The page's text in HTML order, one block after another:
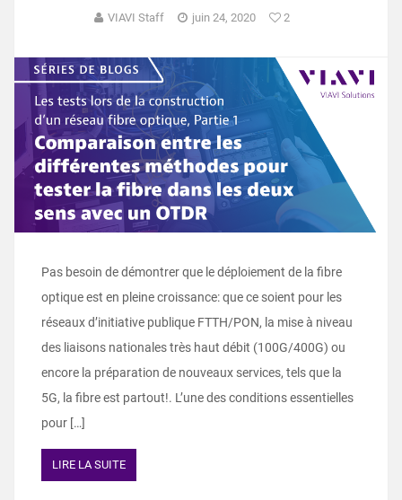
VIAVI Staff juin 24, 2020 2
Pas besoin de démontrer que le déploiement de la fibre
optique est en pleine croissance: que ce soient pour les
réseaux d’initiative publique FTTH/PON, la mise à niveau
des liaisons nationales très haut débit (100G/400G) ou
encore la préparation de nouveaux services, tels que la
5G, la fibre est partout!. L’une des conditions essentielles
pour […]
LIRE LA SUITE